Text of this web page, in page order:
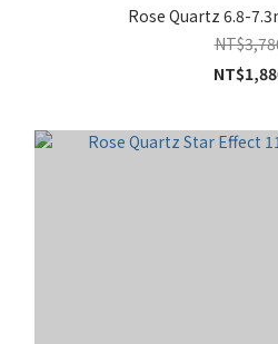
Rose Quartz 6.8-